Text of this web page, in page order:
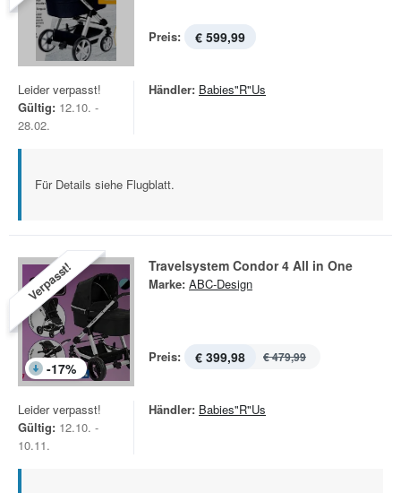
Preis: € 599,99
Leider verpasst!
Gültig: 12.10. -
28.02.
Händler: Babies"R"Us
Für Details siehe Flugblatt.
Verpasst!
-17%
Travelsystem Condor 4 All in One
Marke: ABC-Design
Preis: € 399,98 € 479,99
Leider verpasst!
Gültig: 12.10. -
10.11.
Händler: Babies"R"Us